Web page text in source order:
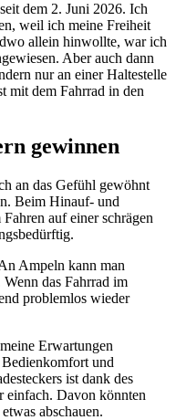
dem 2. Juni 2026. Ich
weil ich meine Freiheit
allein hinwollte, war ich
Aber auch dann
nur an einer Haltestelle
mit dem Fahrrad in den
gewinnen
an das Gefühl gewöhnt
Beim Hinauf- und
auf einer schrägen
Ampeln kann man
das Fahrrad im
problemlos wieder
Erwartungen
und
ist dank des
einfach. Davon könnten
abschauen.